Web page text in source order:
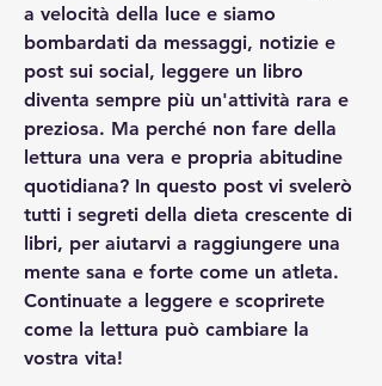
a velocità della luce e siamo
bombardati da messaggi, notizie e
post sui social, leggere un libro
diventa sempre più un'attività rara e
preziosa. Ma perché non fare della
lettura una vera e propria abitudine
quotidiana? In questo post vi svelerò
tutti i segreti della dieta crescente di
libri, per aiutarvi a raggiungere una
mente sana e forte come un atleta.
Continuate a leggere e scoprirete
come la lettura può cambiare la
vostra vita!